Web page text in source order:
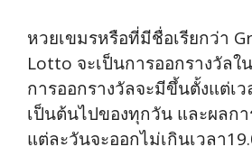
หวยเขมรหรือที่มีชื่อเรียกว่า
Lotto จะเป็นการออกรางวัลใน
การออกรางวัลจะมีขึ้นตั้งแต่เว
เป็นต้นไปของทุกวัน และผลก
แต่ละวันจะออกไม่เกินเวลา